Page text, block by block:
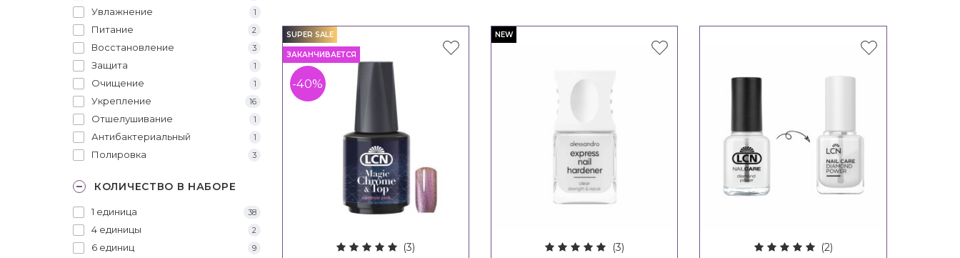
Увлажнение 1
Питание 2
Восстановление 3
Защита 1
Очищение 1
Укрепление 16
Отшелушивание 1
Антибактериальный 1
Полировка 3
КОЛИЧЕСТВО В НАБОРЕ
1 единица 38
4 единицы 2
6 единиц 9
SUPER SALE
ЗАКАНЧИВАЕТСЯ
-40%
(3)
NEW
(3)
(2)